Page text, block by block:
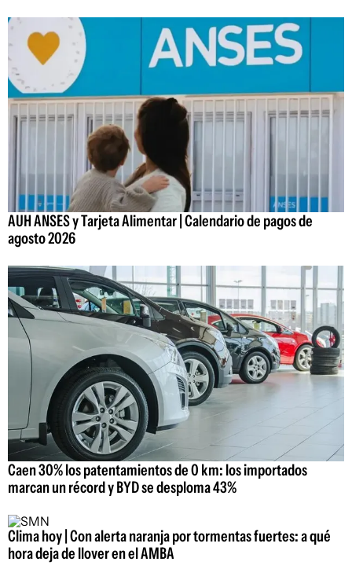
AUH ANSES y Tarjeta Alimentar | Calendario de pagos de
agosto 2026
Caen 30% los patentamientos de 0 km: los importados
marcan un récord y BYD se desploma 43%
Clima hoy | Con alerta naranja por tormentas fuertes: a qué
hora deja de llover en el AMBA